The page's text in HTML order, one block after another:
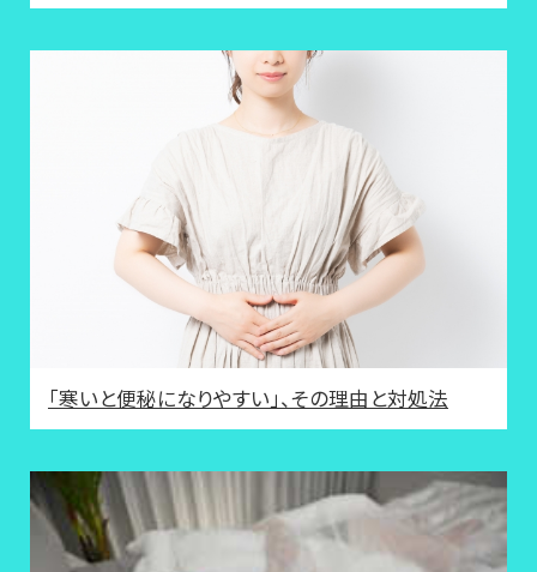
「寒いと便秘になりやすい」、その理由と対処法